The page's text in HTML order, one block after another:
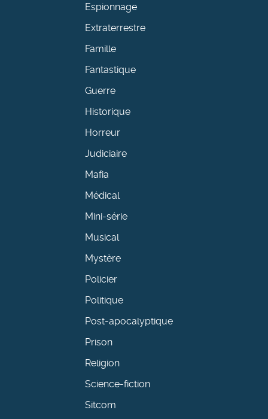
Espionnage
Extraterrestre
Famille
Fantastique
Guerre
Historique
Horreur
Judiciaire
Mafia
Médical
Mini-série
Musical
Mystère
Policier
Politique
Post-apocalyptique
Prison
Religion
Science-fiction
Sitcom